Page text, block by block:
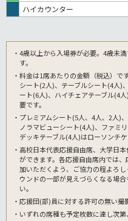
ハイカウンター
・4歳以上から入場券が必要。4歳未
す。
・料金は1席あたりの金額（税込）
シート(2人)、テーブルシート(4人)
ート(6人)、ハイチェアテーブル(4
要です。
・プレミアムシート(5人、4人、2人)
ノラマビューシート(4人)、ファミ
デッキテーブル(4人)はローソンチ
・高校日本代表応援自由席、大学日
ができます。各応援自由席内では
加いただくよう、ご協力の程よろ
ウンドの一部が見えづらくなる場
い。
・応援団(部)員に対する許可の無い撮
・いずれの席種も予定枚数に達し次第